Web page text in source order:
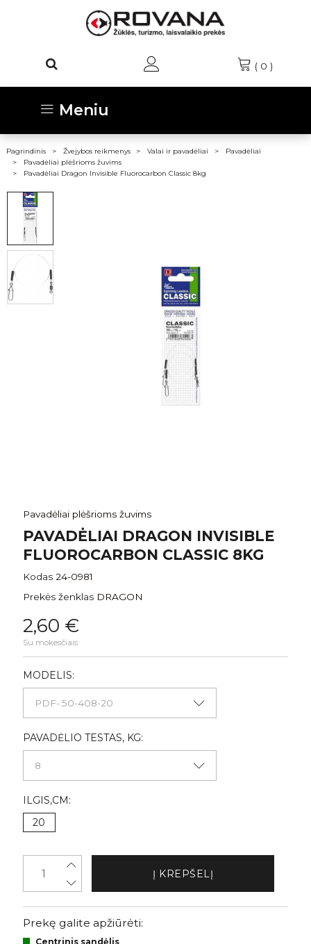
( 0 )
Meniu
Pagrindinis Žvejybos reikmenys Valai ir pavadėliai
Pavadėliai
Pavadėliai plėšrioms žuvims
Pavadėliai Dragon Invisible Fluorocarbon Classic 8kg
Pavadėliai plėšrioms žuvims
PAVADĖLIAI DRAGON INVISIBLE
FLUOROCARBON CLASSIC 8KG
Kodas 24-0981
Prekės ženklas DRAGON
2,60 €
Su mokesčiais
MODELIS:
PAVADĖLIO TESTAS, KG:
ILGIS,CM:
20
Į KREPŠELĮ
Prekę galite apžiūrėti:
Centrinis sandėlis